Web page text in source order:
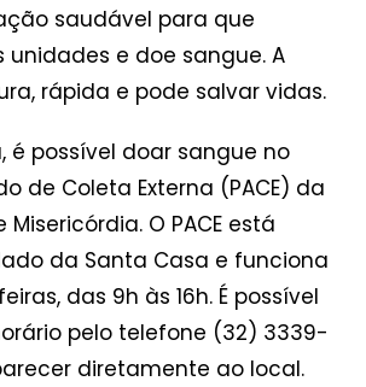
saudável para que
e doe sangue. A
rápida e pode salvar vidas.
é possível doar sangue no
de Coleta Externa (PACE) da
O PACE está
da Santa Casa e funciona
das 9h às 16h. É possível
pelo telefone (32) 3339-
diretamente ao local.